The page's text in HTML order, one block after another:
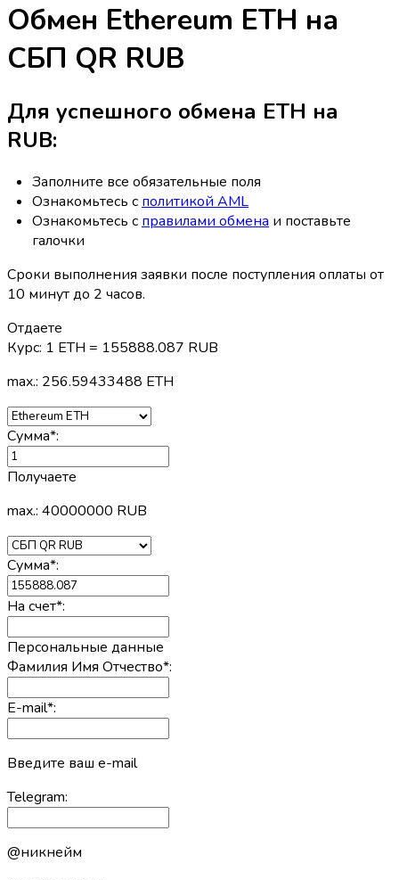
Обмен Ethereum ETH на
СБП QR RUB
Для успешного обмена ETH на
RUB:
Заполните все обязательные поля
Ознакомьтесь с политикой AML
Ознакомьтесь с правилами обмена и поставьте
галочки
Сроки выполнения заявки после поступления оплаты от
10 минут до 2 часов.
Отдаете
Курс: 1 ETH = 155888.087 RUB
max.: 256.59433488 ETH
Сумма*:
Получаете
max.: 40000000 RUB
Сумма*:
На счет*:
Персональные данные
Фамилия Имя Отчество*:
E-mail*:
Введите ваш e-mail
Telegram:
@никнейм